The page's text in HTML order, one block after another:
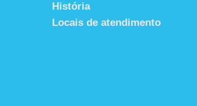
História
Locais de atendimento